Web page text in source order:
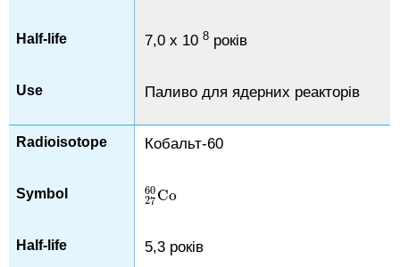
7,0 х 108 років
Паливо для ядерних реакторів
Кобальт-60
Co
27
60
Co27
5,3 років